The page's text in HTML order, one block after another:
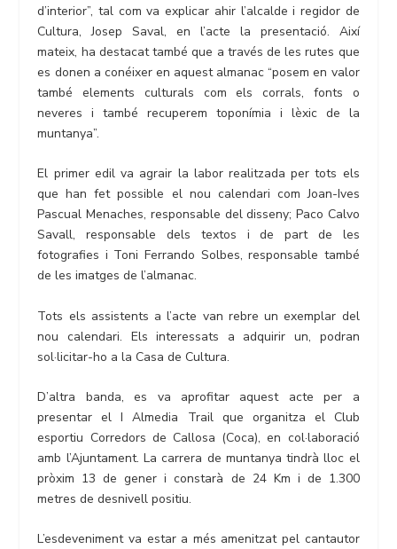
d’interior”, tal com va explicar ahir l’alcalde i regidor de
Cultura, Josep Saval, en l’acte la presentació. Així
mateix, ha destacat també que a través de les rutes que
es donen a conéixer en aquest almanac “posem en valor
també elements culturals com els corrals, fonts o
neveres i també recuperem toponímia i lèxic de la
muntanya”.
El primer edil va agrair la labor realitzada per tots els
que han fet possible el nou calendari com Joan-Ives
Pascual Menaches, responsable del disseny; Paco Calvo
Savall, responsable dels textos i de part de les
fotografies i Toni Ferrando Solbes, responsable també
de les imatges de l’almanac.
Tots els assistents a l’acte van rebre un exemplar del
nou calendari. Els interessats a adquirir un, podran
sol·licitar-ho a la Casa de Cultura.
D’altra banda, es va aprofitar aquest acte per a
presentar el I Almedia Trail que organitza el Club
esportiu Corredors de Callosa (Coca), en col·laboració
amb l’Ajuntament. La carrera de muntanya tindrà lloc el
pròxim 13 de gener i constarà de 24 Km i de 1.300
metres de desnivell positiu.
L’esdeveniment va estar a més amenitzat pel cantautor